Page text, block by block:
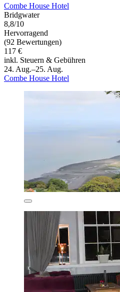
Combe House Hotel
Bridgwater
8,8/10
Hervorragend
(92 Bewertungen)
117 €
inkl. Steuern & Gebühren
24. Aug.–25. Aug.
Combe House Hotel